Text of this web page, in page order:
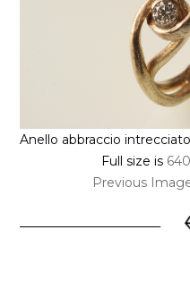
Anello abbraccio
Full size is
Previous